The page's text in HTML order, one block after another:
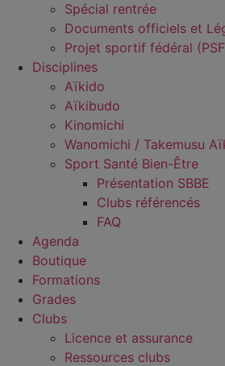
Spécial rentrée
Documents officiels et
Projet sportif fédéral
Disciplines
Aïkido
Aïkibudo
Kinomichi
Wanomichi / Takemusu
Sport Santé Bien-Être
Présentation SBBE
Clubs référencés
FAQ
Agenda
Boutique
Formations
Grades
Clubs
Licence et assurance
Ressources clubs